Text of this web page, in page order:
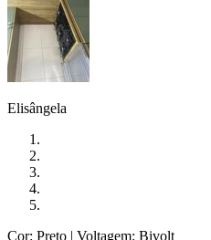
Elisângela
Cor: Preto | Voltagem: Bivolt